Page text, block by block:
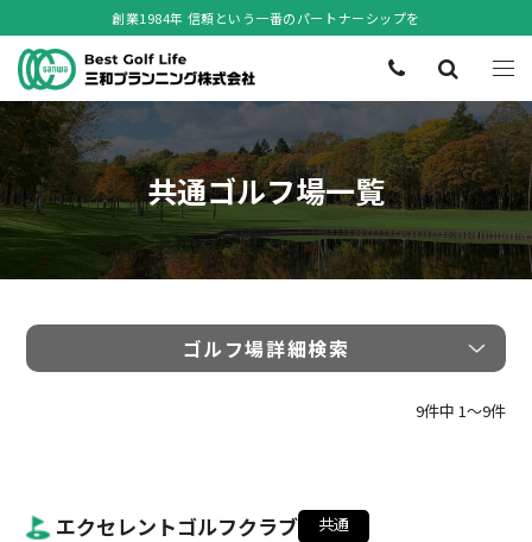
創業1984年 信頼という一番のパートナーシップを
共通ゴルフ場一覧
ゴルフ場詳細検索
9件中 1〜9件
エクセレントゴルフクラブ 共通